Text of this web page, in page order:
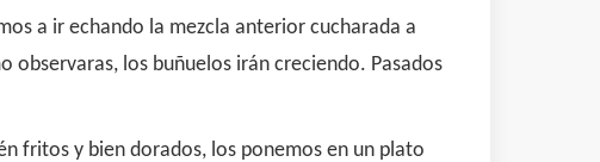
a ir echando la mezcla anterior cucharada a
los buñuelos irán creciendo. Pasados
fritos y bien dorados, los ponemos en un plato